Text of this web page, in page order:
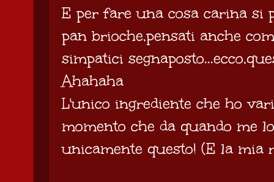
E per fare una cosa carina si
pan brioche,pensati anche
simpatici
Ahahaha
L'unico ingrediente che ho
momento che da quando me
unicamente questo! (E la mia